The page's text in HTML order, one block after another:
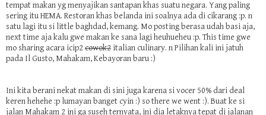
tempat makan yg menyajikan santapan khas suatu negara. Yang paling
sering itu HEMA. Restoran khas belanda ini soalnya ada di cikarang :p. n
satu lagi itu si little baghdad, kemang. Mo posting berasa udah basi aja,
next time aja kalu gwe makan ke sana lagi heuhueheu :p. This time gwe
mo sharing acara icip2 cowok2 italian culinary. n Pilihan kali ini jatuh
pada Il Gusto, Mahakam, Kebayoran baru :)
Ini kita berani nekat makan di sini juga karena si vocer 50% dari deal
keren hehehe :p lumayan banget cyin :) so there we went :). Buat ke si
jalan Mahakam 2 ini ga suseh ternyata, ini dia letaknya tepat di jalanan